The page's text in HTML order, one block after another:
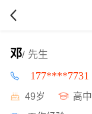
邓/ 先生
177****7731
49岁 高中